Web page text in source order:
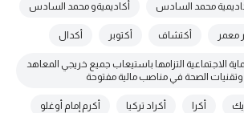
محمد السادس أكاديميةو محمد السادس
معمر أكتشاف أكتوبر أكدال
الاجتماعية التزامها باستيعاب جميع خريجي المعاهد
وتقنيات الصحة في مناصب مالية مفتوحة
أكرا أكراد تركيا أكرم إمام أوغلو